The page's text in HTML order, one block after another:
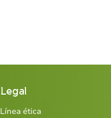
Legal
Línea ética